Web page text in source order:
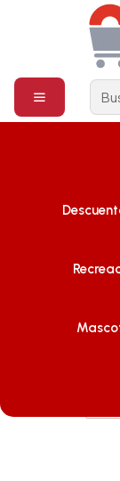
Mascotas
Colchoneta Para